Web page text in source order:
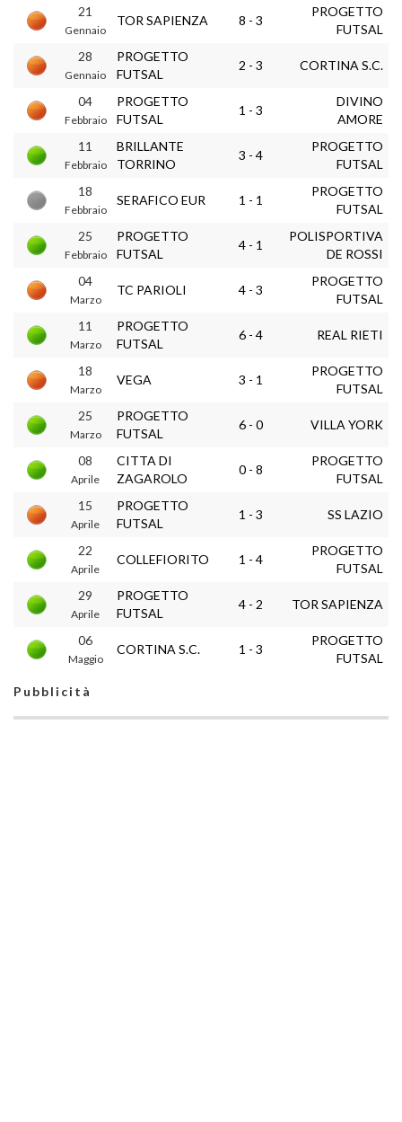
21
Gennaio
TOR SAPIENZA 8 - 3
PROGETTO
FUTSAL
28
Gennaio
PROGETTO
FUTSAL
2 - 3 CORTINA S.C.
04
Febbraio
PROGETTO
FUTSAL
1 - 3
DIVINO
AMORE
11
Febbraio
BRILLANTE
TORRINO
3 - 4
PROGETTO
FUTSAL
18
Febbraio
SERAFICO EUR 1 - 1
PROGETTO
FUTSAL
25
Febbraio
PROGETTO
FUTSAL
4 - 1
POLISPORTIVA
DE ROSSI
04
Marzo
TC PARIOLI 4 - 3
PROGETTO
FUTSAL
11
Marzo
PROGETTO
FUTSAL
6 - 4 REAL RIETI
18
Marzo
VEGA 3 - 1
PROGETTO
FUTSAL
25
Marzo
PROGETTO
FUTSAL
6 - 0 VILLA YORK
08
Aprile
CITTA DI
ZAGAROLO
0 - 8
PROGETTO
FUTSAL
15
Aprile
PROGETTO
FUTSAL
1 - 3 SS LAZIO
22
Aprile
COLLEFIORITO 1 - 4
PROGETTO
FUTSAL
29
Aprile
PROGETTO
FUTSAL
4 - 2 TOR SAPIENZA
06
Maggio
CORTINA S.C. 1 - 3
PROGETTO
FUTSAL
Pubblicità